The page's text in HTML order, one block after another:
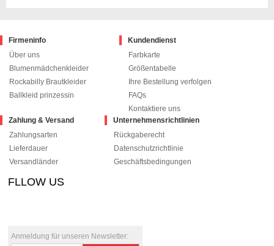
Firmeninfo
Über uns
Blumenmädchenkleider
Rockabilly Brautkleider
Ballkleid prinzessin
Kundendienst
Farbkarte
Größentabelle
Ihre Bestellung verfolgen
FAQs
Kontaktiere uns
Zahlung & Versand
Zahlungsarten
Lieferdauer
Versandländer
Unternehmensrichtlinien
Rückgaberecht
Datenschutzrichtlinie
Geschäftsbedingungen
FLLOW US
Anmeldung für unseren Newsletter: